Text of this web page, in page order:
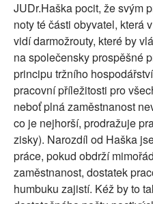
JUDr.Haška pocit, že svým
noty té části obyvatel, která
vidí darmožrouty, které by
na společensky prospěšné
principu tržního
pracovní příležitosti pro
neboť plná zaměstnanost
co je nejhorší, prodražuje
zisky). Narozdíl od Haška
práce, pokud obdrží
zaměstnanost, dostatek
humbuku zajistí. Kéž by to